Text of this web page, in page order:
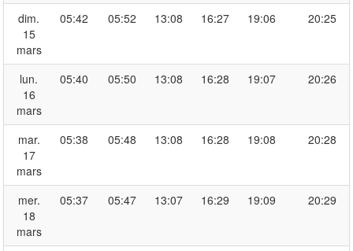
dim.
15
mars
05:42 05:52 13:08 16:27 19:06 20:25
lun.
16
mars
05:40 05:50 13:08 16:28 19:07 20:26
mar.
17
mars
05:38 05:48 13:08 16:28 19:08 20:28
mer.
18
mars
05:37 05:47 13:07 16:29 19:09 20:29